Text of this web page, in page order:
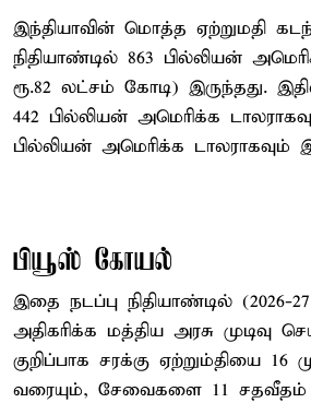
இந்தியாவின் மொத்த ஏற்றுமதி
நிதியாண்டில் 863 பில்லியன்
ரூ.82 லட்சம் கோடி) இருந்தது.
442 பில்லியன் அமெரிக்க
பில்லியன் அமெரிக்க டாலராகவும்
பியூஸ் கோயல்
இதை நடப்பு நிதியாண்டில் (2026-
அதிகரிக்க மத்திய அரசு முடிவு
குறிப்பாக சரக்கு ஏற்றும்தியை
வரையும், சேவைகளை 11 சதவீதம்